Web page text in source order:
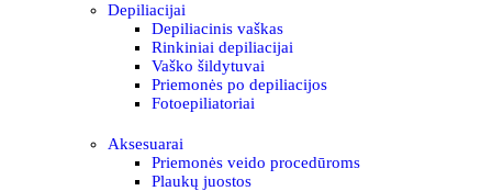
Depiliacijai
Depiliacinis vaškas
Rinkiniai depiliacijai
Vaško šildytuvai
Priemonės po depiliacijos
Fotoepiliatoriai
Aksesuarai
Priemonės veido procedūroms
Plaukų juostos